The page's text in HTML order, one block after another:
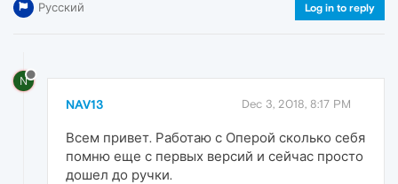
Русский Log in to reply
N
NAV13 Dec 3, 2018, 8:17 PM
Всем привет. Работаю с Оперой сколько себя
помню еще с первых версий и сейчас просто
дошел до ручки.